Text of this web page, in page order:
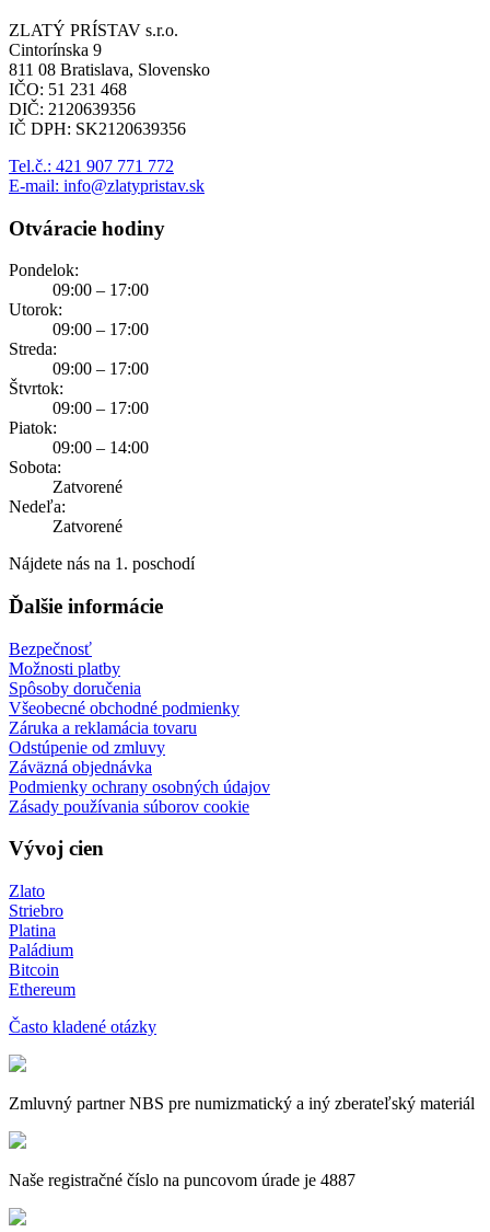
ZLATÝ PRÍSTAV s.r.o.
Cintorínska 9
811 08 Bratislava, Slovensko
IČO: 51 231 468
DIČ: 2120639356
IČ DPH: SK2120639356
Tel.č.: 421 907 771 772
E-mail: info@zlatypristav.sk
Otváracie hodiny
Pondelok:
09:00 – 17:00
Utorok:
09:00 – 17:00
Streda:
09:00 – 17:00
Štvrtok:
09:00 – 17:00
Piatok:
09:00 – 14:00
Sobota:
Zatvorené
Nedeľa:
Zatvorené
Nájdete nás na 1. poschodí
Ďalšie informácie
Bezpečnosť
Možnosti platby
Spôsoby doručenia
Všeobecné obchodné podmienky
Záruka a reklamácia tovaru
Odstúpenie od zmluvy
Záväzná objednávka
Podmienky ochrany osobných údajov
Zásady používania súborov cookie
Vývoj cien
Zlato
Striebro
Platina
Paládium
Bitcoin
Ethereum
Často kladené otázky
Zmluvný partner NBS pre numizmatický a iný zberateľský materiál
Naše registračné číslo na puncovom úrade je 4887